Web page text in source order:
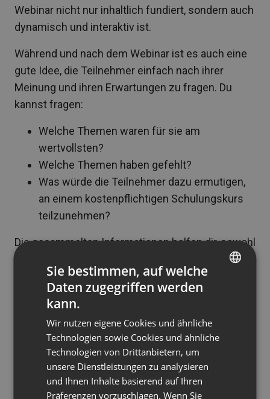
Webinar nicht nur inhaltlich fundiert, sondern auch
dynamisch und interaktiv ist.
Während und nach dem Webinar ist es auch eine
gute Idee, die Teilnehmer einfach nach ihrer
Meinung und ihren Erwartungen zu fragen. Du
kannst fragen:
Welche Themen waren für sie am
wertvollsten?
Welche Themen haben gefehlt?
Was würde die Teilnehmer dazu ermutigen,
an einem kostenpflichtigen Schulungskurs
teilzunehmen?
Die gesammelten Informationen helfen dir, sowohl
kostenlose Webinare als auch kostenpflichtige
Schulungen zu verbessern. Darüber hinaus kannst
du positives Feedback als sozialen Beweis für
nachfolgende Werbeaktivitäten nutzen.
Schlage eine Brücke
zwischen kostenlosen und
kostenpflichtigen Inhalten
ENGLISH
GERMAN
POLISH
RUSSIAN
SPANISH
Sie bestimmen, auf welche
Daten zugegriffen werden
kann.
Wir nutzen eigene Cookies und ähnliche
Technologien sowie Cookies und ähnliche
Technologien von Drittanbietern, um
unsere Dienstleistungen zu analysieren
und Ihnen Inhalte basierend auf Ihren
Präferenzen vorzuschlagen. Wenn Sie